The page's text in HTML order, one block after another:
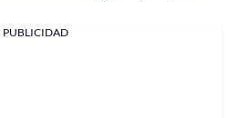
PUBLICIDAD